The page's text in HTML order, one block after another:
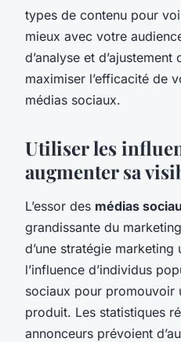
types de contenu pour
mieux avec votre
d’analyse et
maximiser l’efficacité de
médias sociaux.
Utiliser les
augmenter sa
L’essor des médias
grandissante du
d’une stratégie
l’influence d’individus
sociaux pour promouvoir
produit. Les statistiques
annonceurs prévoient